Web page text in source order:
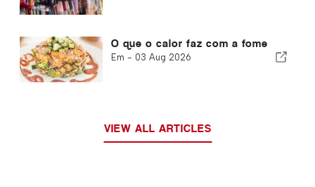
O que o calor faz com a fome
Em - 03 Aug 2026
VIEW ALL ARTICLES